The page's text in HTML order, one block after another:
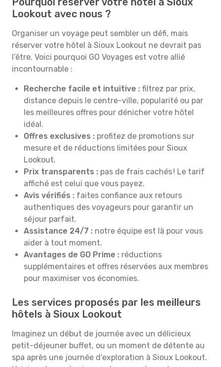
Lookout avec nous ?
Organiser un voyage peut sembler un défi, mais
réserver votre hôtel à Sioux Lookout ne devrait pas
l’être. Voici pourquoi GO Voyages est votre allié
incontournable :
Recherche facile et intuitive : filtrez par prix,
distance depuis le centre-ville, popularité ou par
les meilleures offres pour dénicher votre hôtel
idéal.
Offres exclusives : profitez de promotions sur
mesure et de réductions limitées pour Sioux
Lookout.
Prix transparents : pas de frais cachés ! Le tarif
affiché est celui que vous payez.
Avis vérifiés : faites confiance aux retours
authentiques des voyageurs pour garantir un
séjour parfait.
Assistance 24/7 : notre équipe est là pour vous
aider à tout moment.
Avantages de GO Prime : réductions
supplémentaires et offres réservées aux membres
pour maximiser vos économies.
Les services proposés par les meilleurs
hôtels à Sioux Lookout
Imaginez un début de journée avec un délicieux
petit-déjeuner buffet, ou un moment de détente au
spa après une journée d’exploration à Sioux Lookout.